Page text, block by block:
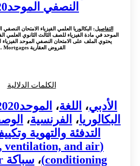
النصفي الموحد2020
التفاصيل: البكالوريا العلمي الفيزياء الامتحان
الموحد في مادة الفيزياء للصف الثالث الثانوي العلمي
يحتوي الملف على الامتحان النصفي الموحد الفيزياء
القروض العقارية Mortgages ...
الكلمات الدلالية
الأدبي، اللغة، الموحد2020
البكالوريا، الفرنسية،
التدفئة والتهوية
ventilation, and air
conditioning) ، سباكة Plumber